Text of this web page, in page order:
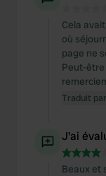
Cela
où
page ne
Peut-être
Traduit
J'ai
Beaux et